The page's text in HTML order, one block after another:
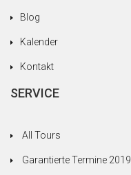
Blog
Kalender
Kontakt
SERVICE
All Tours
Garantierte Termine 2019